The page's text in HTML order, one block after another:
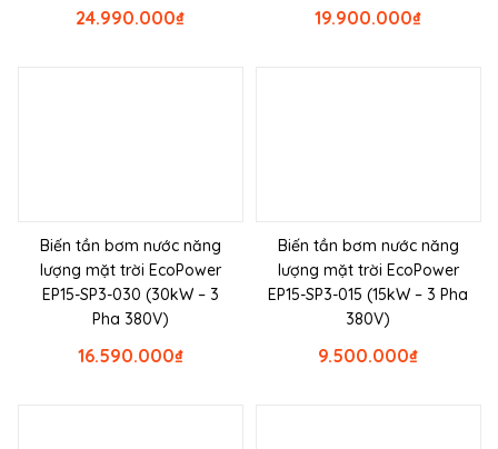
₫
24.990.000 ₫
19.900.000
Biến tần bơm nước năng
lượng mặt trời EcoPower
EP15-SP3-030 (30kW – 3
Pha 380V)
₫
16.590.000
Biến tần bơm nước năng
lượng mặt trời EcoPower
EP15-SP3-015 (15kW – 3 Pha
380V)
₫
9.500.000